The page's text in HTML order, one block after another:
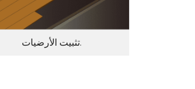
تثبيت الأرضيات.